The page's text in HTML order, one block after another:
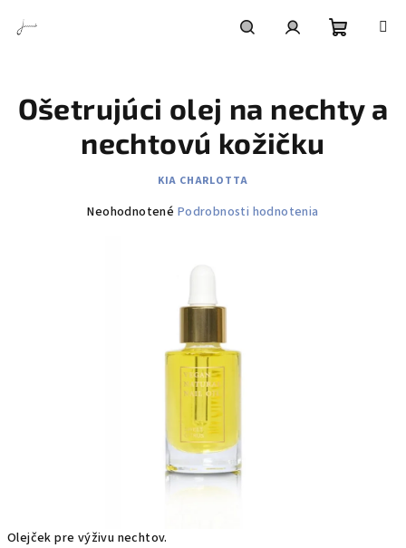
košík
Olejček pre výživu nechtov.
Ošetrujúci olej na nechty a
nechtovú kožičku
KIA CHARLOTTA
Priemerné
Neohodnotené Podrobnosti hodnotenia